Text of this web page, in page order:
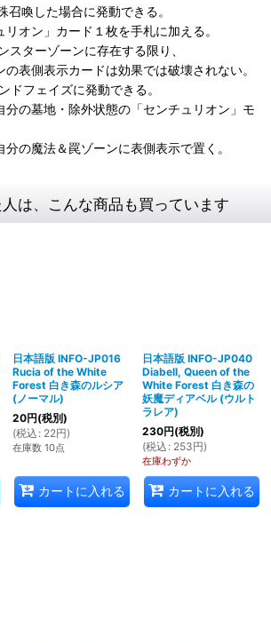
召喚した場合に発動できる。
オン」カード１枚を手札に加える。
スターゾーンに存在する限り、
表側表示カードは効果では破壊されない。
ドフェイズに発動できる。
分の墓地・除外状態の「センチュリオン」モ
の魔法＆罠ゾーンに表側表示で置く。
は、こんな商品も買っています
日本語版 INFO-JP016
Rucia of the White
Forest 白き森のルシア
(ノーマル)
20円(税別)
(税込 : 22円)
在庫数 10点
カートに入れる
日本語版 INFO-JP040
Diabell, Queen of the
White Forest 白き森の
妖魔ディアベル (ウルト
ラレア)
230円(税別)
(税込 : 253円)
在庫わずか
カートに入れる